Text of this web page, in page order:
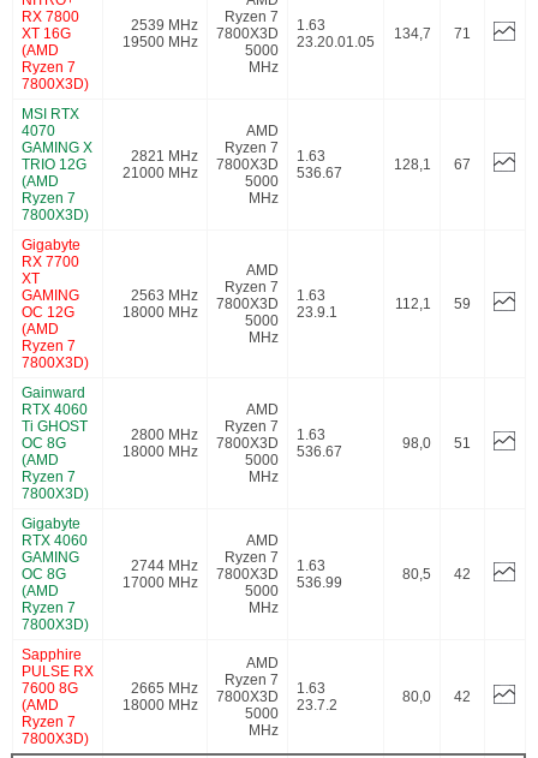
RX 7800
XT 16G
(AMD
Ryzen 7
7800X3D)
2539 MHz
19500 MHz
Ryzen 7
7800X3D
5000
MHz
1.63
23.20.01.05
134,7 71
MSI RTX
4070
GAMING X
TRIO 12G
(AMD
Ryzen 7
7800X3D)
2821 MHz
21000 MHz
AMD
Ryzen 7
7800X3D
5000
MHz
1.63
536.67
128,1 67
Gigabyte
RX 7700
XT
GAMING
OC 12G
(AMD
Ryzen 7
7800X3D)
2563 MHz
18000 MHz
AMD
Ryzen 7
7800X3D
5000
MHz
1.63
23.9.1
112,1 59
Gainward
RTX 4060
Ti GHOST
OC 8G
(AMD
Ryzen 7
7800X3D)
2800 MHz
18000 MHz
AMD
Ryzen 7
7800X3D
5000
MHz
1.63
536.67
98,0 51
Gigabyte
RTX 4060
GAMING
OC 8G
(AMD
Ryzen 7
7800X3D)
2744 MHz
17000 MHz
AMD
Ryzen 7
7800X3D
5000
MHz
1.63
536.99
80,5 42
Sapphire
PULSE RX
7600 8G
(AMD
Ryzen 7
7800X3D)
2665 MHz
18000 MHz
AMD
Ryzen 7
7800X3D
5000
MHz
1.63
23.7.2
80,0 42